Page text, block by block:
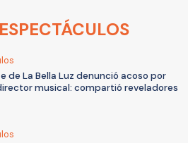
de La Bella Luz denunció acoso por
musical: compartió reveladores